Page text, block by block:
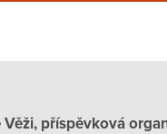
Věži, příspěvková